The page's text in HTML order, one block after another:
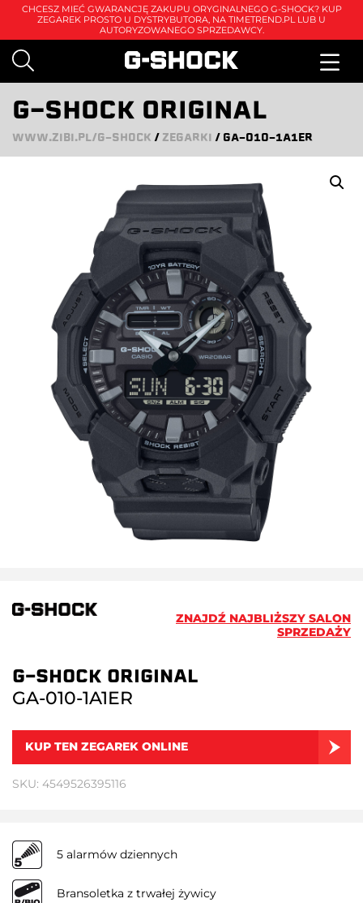
CHCESZ MIEĆ GWARANCJĘ ZAKUPU ORYGINALNEGO G-SHOCK? KUP
ZEGAREK PROSTO U DYSTRYBUTORA, NA TIMETREND.PL LUB U
AUTORYZOWANEGO SPRZEDAWCY.
G-SHOCK ORIGINAL
WWW.ZIBI.PL/G-SHOCK / ZEGARKI / GA-010-1A1ER
ZNAJDŹ NAJBLIŻSZY SALON
SPRZEDAŻY
G-SHOCK ORIGINAL
GA-010-1A1ER
KUP TEN ZEGAREK ONLINE
SKU: 4549526395116
5 alarmów dziennych
Bransoletka z trwałej żywicy